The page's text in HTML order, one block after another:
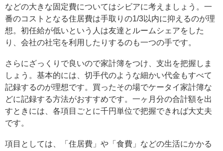
などの大きな固定費についてはシビアに考えましょう。一
番のコストとなる住居費は手取りの1/3以内に抑えるのが理
想。初任給が低いという人は友達とルームシェアをした
り、会社の社宅を利用したりするのも一つの手です。
さらにざっくりで良いので家計簿をつけ、支出を把握しま
しょう。基本的には、切手代のような細かい代金もすべて
記録するのが理想です。買ったその場でケータイ家計簿な
どに記録する方法がおすすめです。一ヶ月分の合計額を出
すときには、各項目ごとに千円単位で把握できれば大丈夫
です。
項目としては、「住居費」や「食費」などの生活にかかる